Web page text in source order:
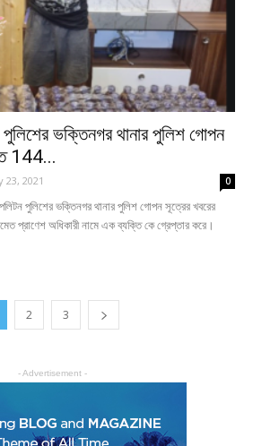
পুলিশের ভক্তিনগর থানার পুলিশ গোপন
144...
23, 2021 0
পুলিশের ভক্তিনগর থানার পুলিশ গোপন সূত্রের খবরের
প্রাণেশ অধিকারী নামে এক ব্যক্তি কে গ্রেপ্তার করে।
2 3
- Advertisement -